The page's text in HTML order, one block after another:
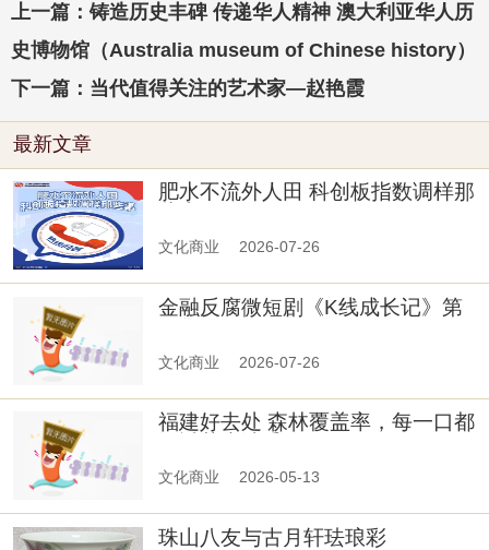
上一篇：铸造历史丰碑 传递华人精神 澳大利亚华人历
史博物馆（Australia museum of Chinese history）
下一篇：当代值得关注的艺术家—赵艳霞
最新文章
肥水不流外人田 科创板指数调样那
文化商业 2026-07-26
金融反腐微短剧《K线成长记》第
文化商业 2026-07-26
福建好去处 森林覆盖率，每一口都
文化商业 2026-05-13
珠山八友与古月轩珐琅彩